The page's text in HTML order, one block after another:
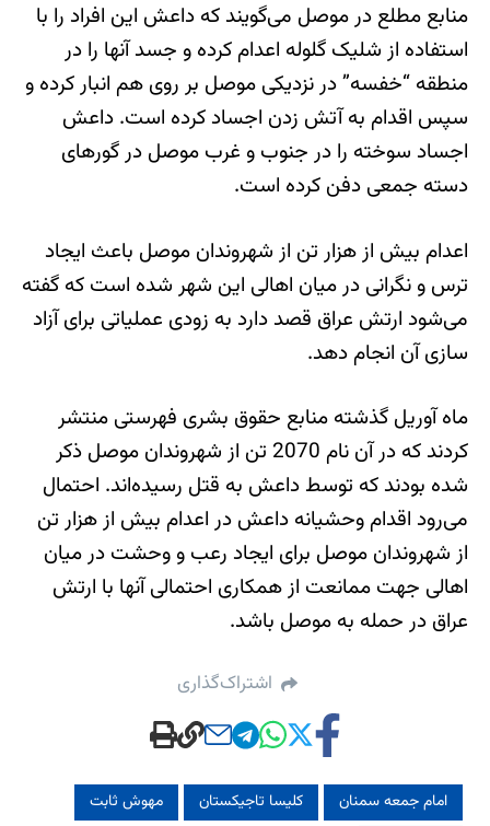
منابع مطلع در موصل می‌گویند که داعش این افراد را با
استفاده از شلیک گلوله اعدام کرده و جسد آنها را در
منطقه “خفسه” در نزدیکی موصل بر روی هم انبار کرده و
سپس اقدام به آتش زدن اجساد کرده است. داعش
اجساد سوخته را در جنوب و غرب موصل در گورهای
دسته جمعی دفن کرده است.
اعدام بیش از هزار تن از شهروندان موصل باعث ایجاد
ترس و نگرانی در میان اهالی این شهر شده است که گفته
می‌شود ارتش عراق قصد دارد به زودی عملیاتی برای آزاد
سازی آن انجام دهد.
ماه آوریل گذشته منابع حقوق بشری فهرستی منتشر
کردند که در آن نام 2070 تن از شهروندان موصل ذکر
شده بودند که توسط داعش به قتل رسیده‌اند. احتمال
می‌رود اقدام وحشیانه داعش در اعدام بیش از هزار تن
از شهروندان موصل برای ایجاد رعب و وحشت در میان
اهالی جهت ممانعت از همکاری احتمالی آنها با ارتش
عراق در حمله به موصل باشد.
اشتراک‌گذاری
امام جمعه سمنان کلیسا تاجیکستان
مهوش ثابت